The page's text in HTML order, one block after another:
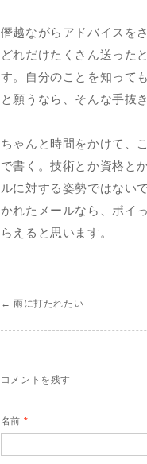
僭越ながらアドバイスを
どれだけたくさん送った
す。自分のことを知って
と願うなら、そんな手抜
ちゃんと時間をかけて、
で書く。技術とか資格と
ルに対する姿勢ではない
かれたメールなら、ポイ
らえると思います。
← 雨に打たれたい
コメントを残す
名前 *